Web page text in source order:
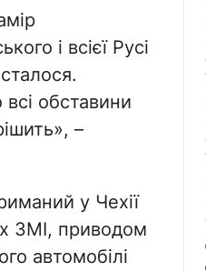
і всієї Русі
обставини
–
у Чехії
ЗМІ, приводом
автомобілі